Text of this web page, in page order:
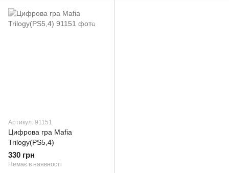
Артикул: 91151
Цифрова гра Mafia
Trilogy(PS5,4)
330 грн
Немає в наявності